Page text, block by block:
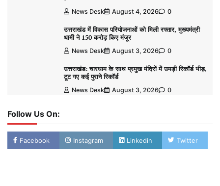
News Desk August 4, 2026 0
उत्तराखंड में विकास परियोजनाओं को मिली रफ्तार, मुख्यमंत्री
धामी ने 150 करोड़ किए मंजूर
News Desk August 3, 2026 0
उत्तराखंड: चारधाम के साथ प्रमुख मंदिरों में उमड़ी रिकॉर्ड भीड़,
टूट गए कई पुराने रिकॉर्ड
News Desk August 3, 2026 0
Follow Us On:
Facebook Instagram Linkedin Twitter